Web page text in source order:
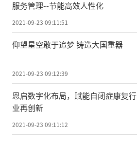
服务管理--节能高效人性化
2021-09-23 09:11:51
仰望星空敢于追梦 铸造大国重器
2021-09-23 09:12:39
恩启数字化布局，赋能自闭症康复行
业再创新
2021-09-23 09:11:12